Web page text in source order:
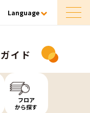
Language
イド
フロア
から探す